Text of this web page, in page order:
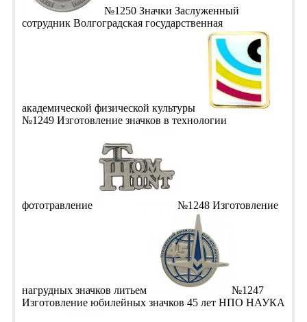
№1250 Значки Заслуженный
сотрудник Волгоградская государственная
академической физической культуры
№1249 Изготовление значков в технологии
фототравление №1248 Изготовление
нагрудных значков литьем
№1247
Изготовление юбилейных значков 45 лет НПО НАУКА